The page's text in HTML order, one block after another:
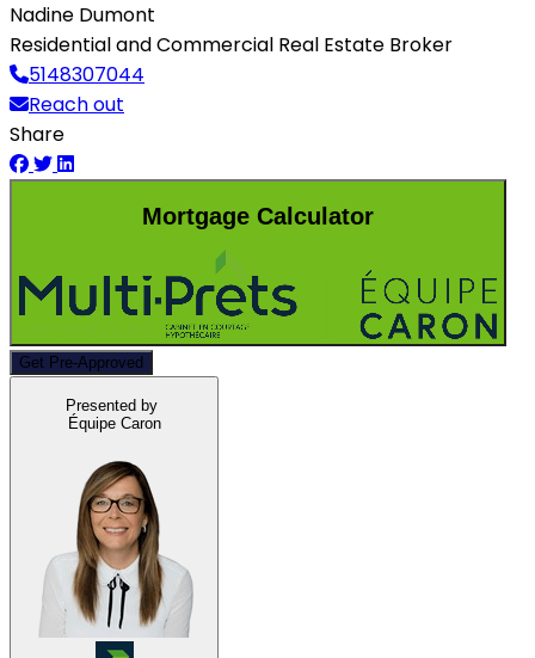
Nadine Dumont
Residential and Commercial Real Estate Broker
5148307044
Reach out
Share
Mortgage Calculator
Get Pre-Approved
Presented by
Équipe Caron